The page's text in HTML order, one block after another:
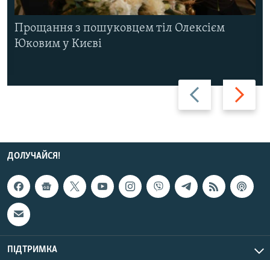
Назад Вперед
Прощання з пошуковцем тіл Олексієм
Юковим у Києві
ДОЛУЧАЙСЯ!
ПІДТРИМКА